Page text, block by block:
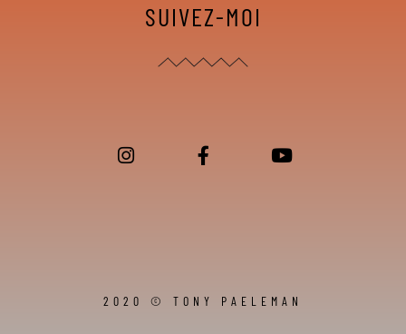
SUIVEZ-MOI
2020 © TONY PAELEMAN